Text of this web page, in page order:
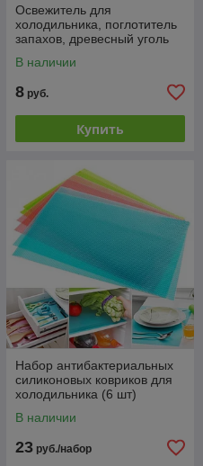
Освежитель для
холодильника, поглотитель
запахов, древесный уголь
В наличии
8 руб.
Купить
Набор антибактериальных
силиконовых ковриков для
холодильника (6 шт)
В наличии
23 руб./набор